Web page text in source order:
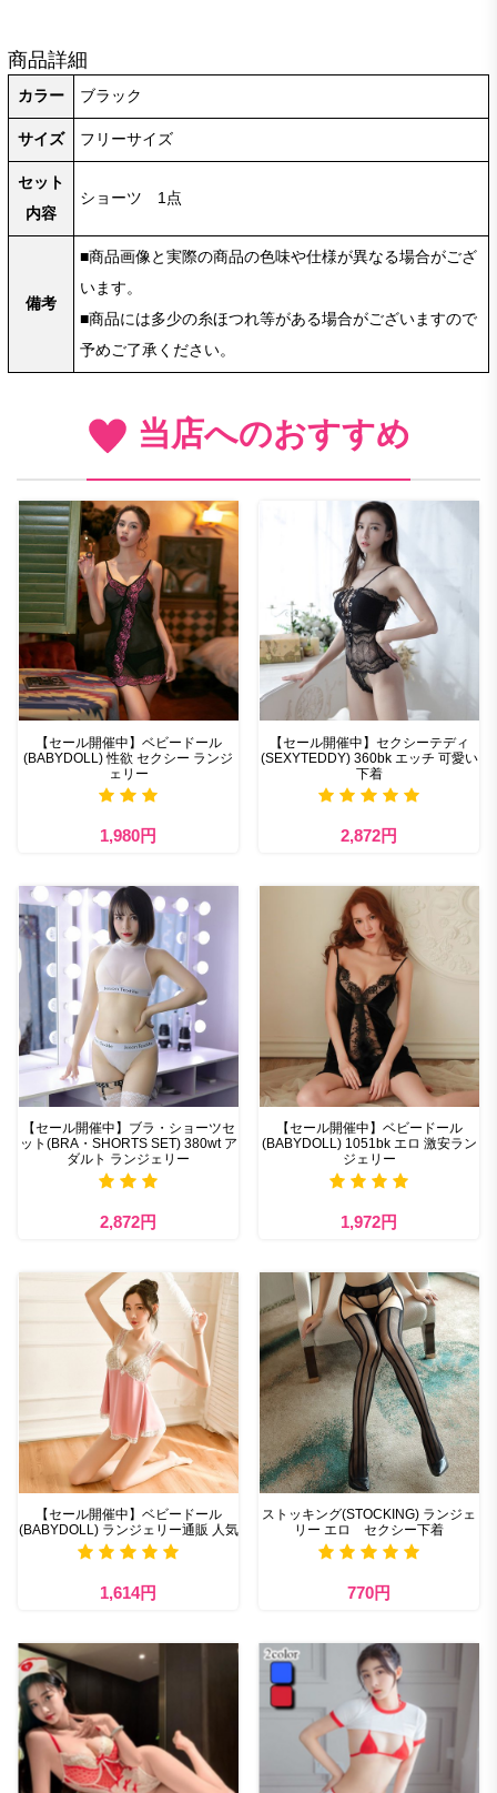
商品詳細
カラー ブラック
サイズ フリーサイズ
セット
内容
ショーツ 1点
備考
■商品画像と実際の商品の色味や仕様が異なる場合がござ
います。
■商品には多少の糸ほつれ等がある場合がございますので
予めご了承ください。
当店へのおすすめ
【セール開催中】ベビードール
(BABYDOLL) 性欲 セクシー ランジ
ェリー
1,980円
【セール開催中】セクシーテディ
(SEXYTEDDY) 360bk エッチ 可愛い
下着
2,872円
【セール開催中】ブラ・ショーツセ
ット(BRA・SHORTS SET) 380wt ア
ダルト ランジェリー
2,872円
【セール開催中】ベビードール
(BABYDOLL) 1051bk エロ 激安ラン
ジェリー
1,972円
【セール開催中】ベビードール
(BABYDOLL) ランジェリー通販 人気
1,614円
ストッキング(STOCKING) ランジェ
リー エロ セクシー下着
770円